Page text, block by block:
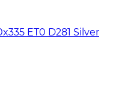
ET0 D281 Silver